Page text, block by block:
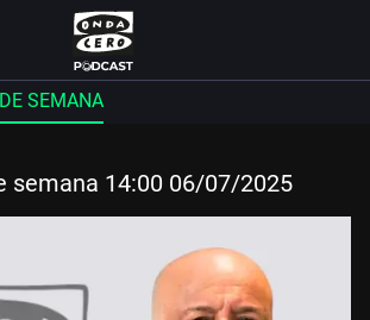
SEMANA
semana 14:00 06/07/2025